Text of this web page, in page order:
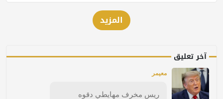
المزيد
آخر تعليق
معيمر
ريس مخرف مهايطي دقوه